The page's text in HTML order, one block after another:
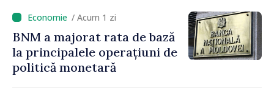
2027
/ Acum 1 zi
BNM a majorat rata de bază
la principalele operațiuni de
politică monetară